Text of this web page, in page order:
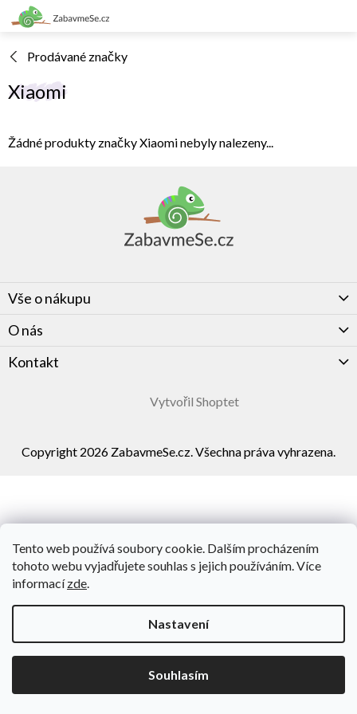
Tento web používá soubory cookie. Dalším procházením
tohoto webu vyjadřujete souhlas s jejich používáním. Více
informacízde.
Nastavení
Souhlasím
Přejít
na
Prodávané značky
Xiaomi
Žádné produkty značkyXiaominebyly nalezeny...
Vše o nákupu
O nás
Kontakt
Vytvořil Shoptet
Copyright 2026 ZabavmeSe.cz. Všechna práva vyhrazena.